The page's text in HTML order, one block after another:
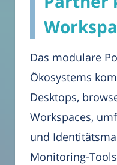
Das modulare
Ökosystems
Desktops,
Workspaces,
und
Monitoring-